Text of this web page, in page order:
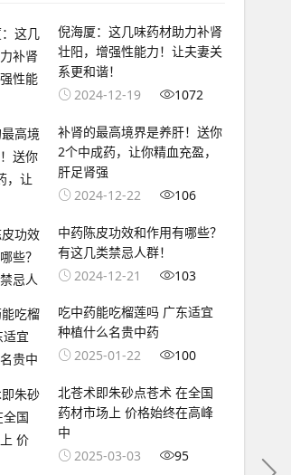
倪海厦：这几味药材助力补肾
壮阳，增强性能力！让夫妻关
系更和谐！
2024-12-19
1072
补肾的最高境界是养肝！送你
2个中成药，让你精血充盈，
肝足肾强
2024-12-22
106
中药陈皮功效和作用有哪些？
有这几类禁忌人群！
2024-12-21
103
吃中药能吃榴莲吗 广东适宜
种植什么名贵中药
2025-01-22
100
北苍术即朱砂点苍术 在全国
药材市场上 价格始终在高峰
中
2025-03-03
95